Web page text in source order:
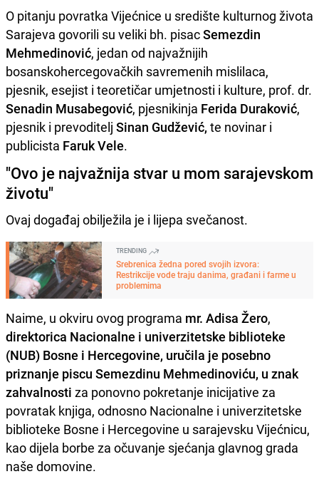
O pitanju povratka Vijećnice u središte kulturnog života
Sarajeva govorili su veliki bh. pisacSemezdin
Mehmedinović, jedan od najvažnijih
bosanskohercegovačkih savremenih mislilaca,
pjesnik, esejist i teoretičar umjetnosti i kulture, prof. dr.
Senadin Musabegović, pjesnikinja Ferida Duraković,
pjesnik i prevoditelj Sinan Gudžević, te novinar i
publicista Faruk Vele.
"Ovo je najvažnija stvar u mom sarajevskom
životu"
Ovaj događaj obilježila je i lijepa svečanost.
TRENDING
Srebrenica žedna pored svojih izvora:
Restrikcije vode traju danima, građani i farme u
problemima
Naime, u okviru ovog programa mr. Adisa Žero,
direktorica Nacionalne i univerzitetske biblioteke
(NUB) Bosne i Hercegovine, uručila je posebno
priznanje piscu Semezdinu Mehmedinoviću, u znak
zahvalnosti za ponovno pokretanje inicijative za
povratak knjiga, odnosno Nacionalne i univerzitetske
biblioteke Bosne i Hercegovine u sarajevsku Vijećnicu,
kao dijela borbe za očuvanje sjećanja glavnog grada
naše domovine.